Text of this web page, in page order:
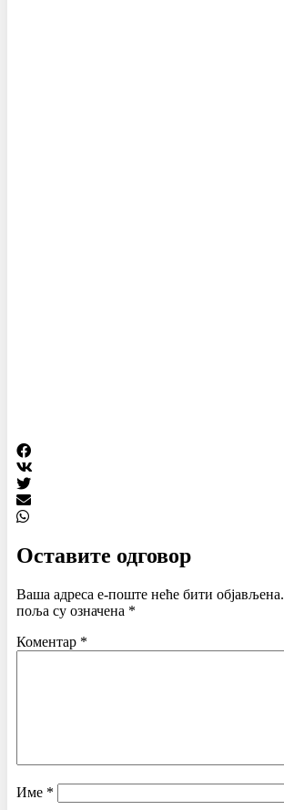
Оставите одговор
Ваша адреса е-поште неће бити објављена.
поља су означена *
Коментар *
Име *